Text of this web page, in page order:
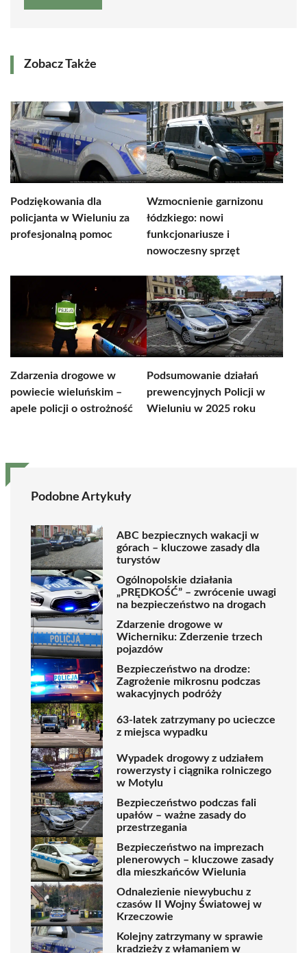
Zobacz Także
Podziękowania dla
policjanta w Wieluniu za
profesjonalną pomoc
Wzmocnienie garnizonu
łódzkiego: nowi
funkcjonariusze i
nowoczesny sprzęt
Zdarzenia drogowe w
powiecie wieluńskim –
apele policji o ostrożność
Podsumowanie działań
prewencyjnych Policji w
Wieluniu w 2025 roku
Podobne Artykuły
ABC bezpiecznych wakacji w
górach – kluczowe zasady dla
turystów
Ogólnopolskie działania
„PRĘDKOŚĆ” – zwrócenie uwagi
na bezpieczeństwo na drogach
Zdarzenie drogowe w
Wicherniku: Zderzenie trzech
pojazdów
Bezpieczeństwo na drodze:
Zagrożenie mikrosnu podczas
wakacyjnych podróży
63-latek zatrzymany po ucieczce
z miejsca wypadku
Wypadek drogowy z udziałem
rowerzysty i ciągnika rolniczego
w Motylu
Bezpieczeństwo podczas fali
upałów – ważne zasady do
przestrzegania
Bezpieczeństwo na imprezach
plenerowych – kluczowe zasady
dla mieszkańców Wielunia
Odnalezienie niewybuchu z
czasów II Wojny Światowej w
Krzeczowie
Kolejny zatrzymany w sprawie
kradzieży z włamaniem w